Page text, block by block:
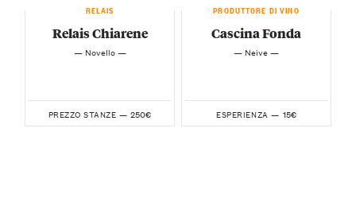
RELAIS
Relais Chiarene
— Novello —
PREZZO STANZE — 250€
PRODUTTORE DI VINO
Cascina Fonda
— Neive —
ESPERIENZA — 15€